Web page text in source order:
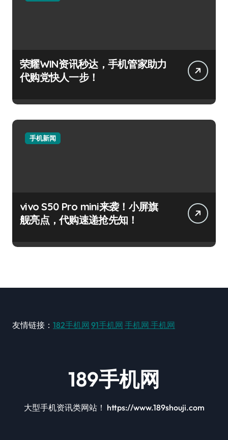
荣耀WIN资讯秒达，手机管家助力
代购党快人一步！
手机新闻
vivo S50 Pro mini来袭！小屏旗
舰亮点，代购速递抢先知！
友情链接： 182手机网 91手机网 手机网 手机网
189手机网
大型手机资讯类网站！ https://www.189shouji.com